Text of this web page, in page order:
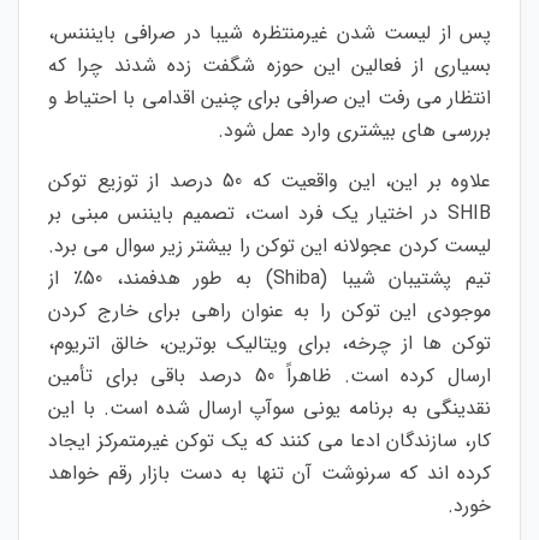
پس از لیست شدن غیرمنتظره شیبا در صرافی باینننس،
بسیاری از فعالین این حوزه شگفت زده شدند چرا که
انتظار می رفت این صرافی برای چنین اقدامی با احتیاط و
بررسی های بیشتری وارد عمل شود.
علاوه بر این، این واقعیت که 50 درصد از توزیع توکن
SHIB در اختیار یک فرد است، تصمیم بایننس مبنی بر
لیست کردن عجولانه این توکن را بیشتر زیر سوال می برد.
تیم پشتیبان شیبا (Shiba) به طور هدفمند، 50٪ از
موجودی این توکن را به عنوان راهی برای خارج کردن
توکن ها از چرخه، برای ویتالیک بوترین، خالق اتریوم،
ارسال کرده است. ظاهراً 50 درصد باقی برای تأمین
نقدینگی به برنامه یونی سوآپ ارسال شده است. با این
کار، سازندگان ادعا می کنند که یک توکن غیرمتمرکز ایجاد
کرده اند که سرنوشت آن تنها به دست بازار رقم خواهد
خورد.